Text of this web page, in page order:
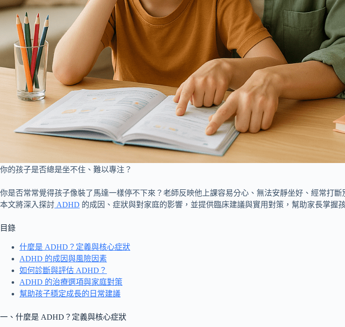
你的孩子是否總是坐不住、難以專注？
你是否常常覺得孩子像裝了馬達一樣停不下來？老師反映他上課容易分心、無法安靜坐好、經常打
本文將深入探討 ADHD 的成因、症狀與對家庭的影響，並提供臨床建議與實用對策，幫助家長掌握
目錄
什麼是 ADHD？定義與核心症狀
ADHD 的成因與風險因素
如何診斷與評估 ADHD？
ADHD 的治療選項與家庭對策
幫助孩子穩定成長的日常建議
一、什麼是 ADHD？定義與核心症狀